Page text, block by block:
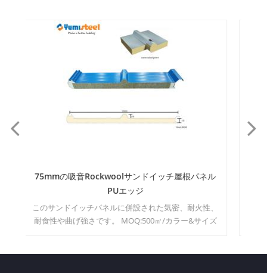
100mm4ブPUシールRockwoolサンドイッチパネ
ルの屋根
季肋骨および可視ジョイントが仕込まれており、ファ
サードの特徴このパネル100MM厚の製品をハイライト